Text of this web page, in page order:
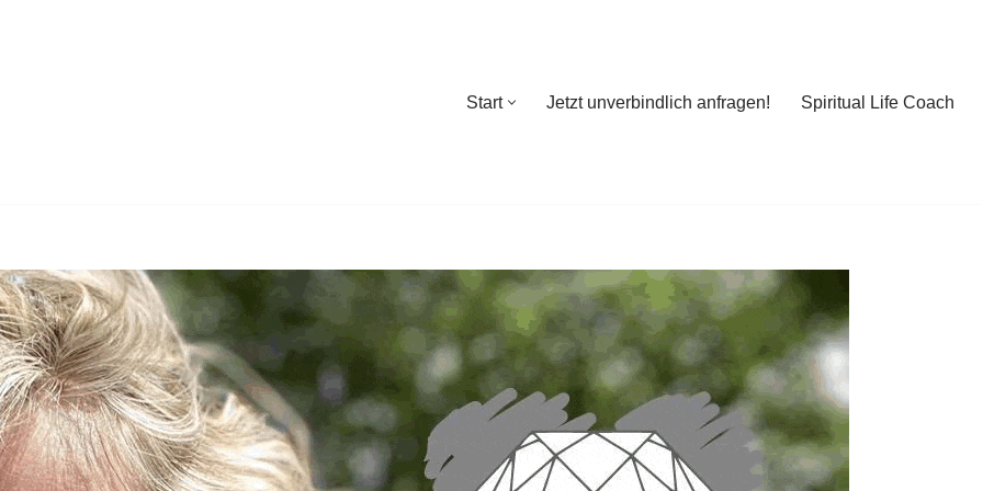
Start Jetzt unverbindlich anfragen! Spiritual Life Coach
Start Jetzt unverbindlich anfragen!